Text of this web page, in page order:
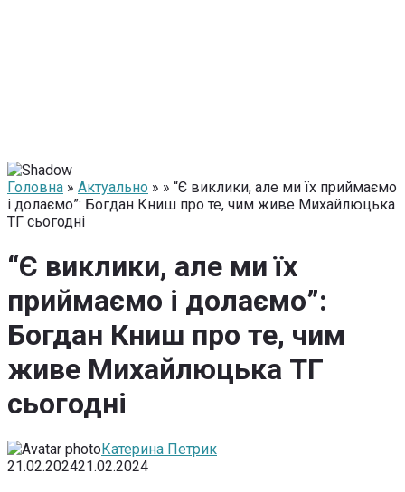
Головна » Актуально » » “Є виклики, але ми їх приймаємо
і долаємо”: Богдан Книш про те, чим живе Михайлюцька
ТГ сьогодні
“Є виклики, але ми їх
приймаємо і долаємо”:
Богдан Книш про те, чим
живе Михайлюцька ТГ
сьогодні
Катерина Петрик
21.02.202421.02.2024